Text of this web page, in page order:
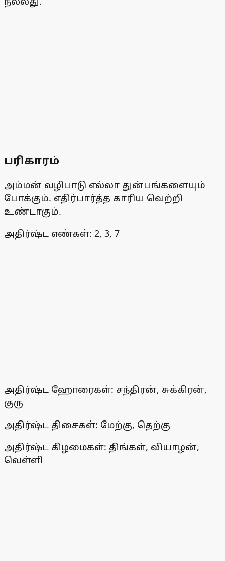
பரிகாரம்
அம்மன் வழிபாடு எல்லா துன்பங்களையும்
போக்கும். எதிர்பார்த்த காரிய வெற்றி
உண்டாகும்.
அதிர்ஷ்ட எண்கள்: 2, 3, 7
அதிர்ஷ்ட ஹோரைகள்: சந்திரன், சுக்கிரன்,
குரு
அதிர்ஷ்ட திசைகள்: மேற்கு, தெற்கு
அதிர்ஷ்ட கிழமைகள்: திங்கள், வியாழன்,
வெள்ளி